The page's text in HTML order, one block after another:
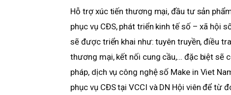
Hỗ trợ xúc tiến thương mại, đầu tư sản
phục vụ CĐS, phát triển kinh tế số – xã hội
sẽ được triển khai như: tuyên truyền, điều
thương mại, kết nối cung cầu,… đặc biệt sẽ
pháp, dịch vụ công nghệ số Make in Viet
phục vụ CĐS tại VCCI và DN Hội viên để từ